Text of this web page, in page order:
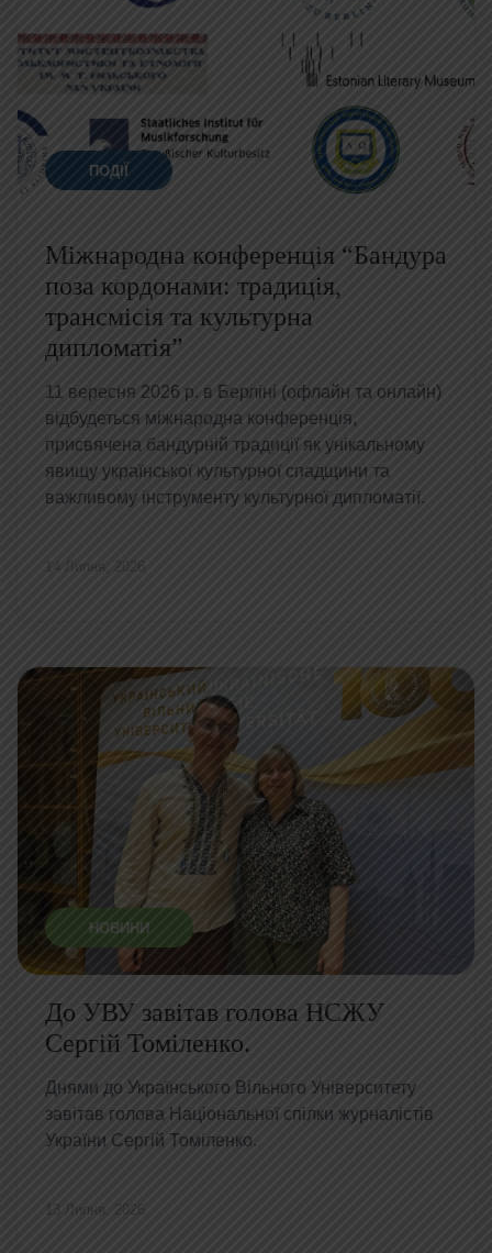
ПОДІЇ
Міжнародна конференція “Бандура
поза кордонами: традиція,
трансмісія та культурна
дипломатія”
11 вересня 2026 р. в Берліні (офлайн та онлайн)
відбудеться міжнародна конференція,
присвячена бандурній традиції як унікальному
явищу української культурної спадщини та
важливому інструменту культурної дипломатії.
14 Липня, 2026
НОВИНИ
До УВУ завітав голова НСЖУ
Сергій Томіленко.
Днями до Українського Вільного Університету
завітав голова Національної спілки журналістів
України Сергій Томіленко.
13 Липня, 2026